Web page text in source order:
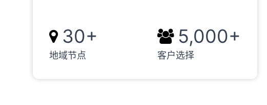
30+
地域节点
5,000+
客户选择